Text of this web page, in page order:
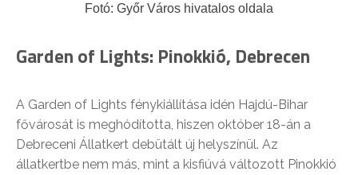
Fotó: Győr Város hivatalos oldala
Garden of Lights: Pinokkió, Debrecen
A Garden of Lights fénykiállítása idén Hajdú-Bihar
fővárosát is meghódította, hiszen október 18-án a
Debreceni Állatkert debütált új helyszínül. Az
állatkertbe nem más, mint a kisfiúvá változott Pinokkió